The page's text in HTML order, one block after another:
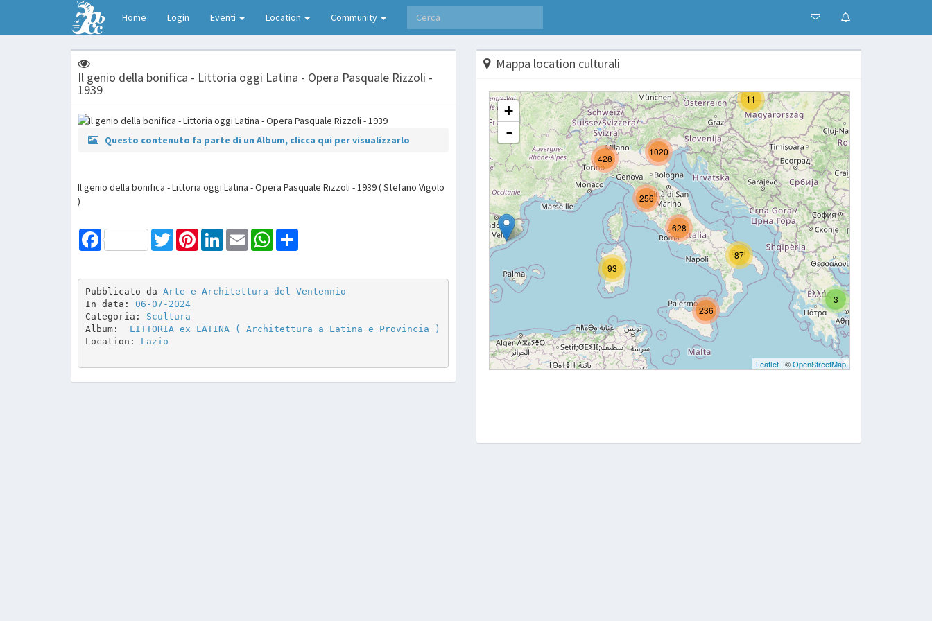
Home Login Eventi Location Community
Il genio della bonifica - Littoria oggi Latina - Opera Pasquale Rizzoli -
1939
Questo contenuto fa parte di un Album, clicca qui per visualizzarlo
Il genio della bonifica - Littoria oggi Latina - Opera Pasquale Rizzoli - 1939 ( Stefano Vigolo
)
Facebook TwitterPinterestLinkedInEmail WhatsApp
Pubblicato da Arte e Architettura del Ventennio
In data: 06-07-2024
Categoria: Scultura
Album:
LITTORIA ex LATINA ( Architettura a Latina e Provincia )
Location: Lazio
Mappa location culturali